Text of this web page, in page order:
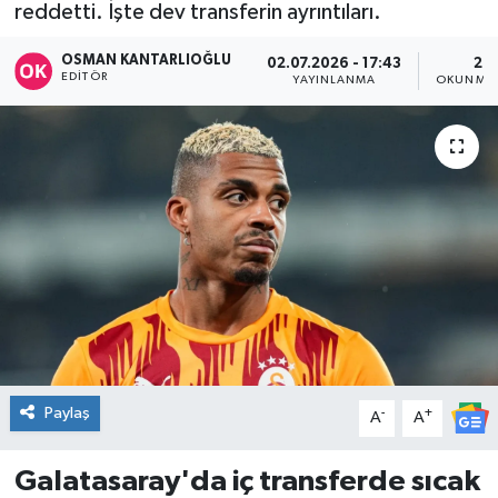
reddetti. İşte dev transferin ayrıntıları.
OSMAN KANTARLIOĞLU
EDITÖR
02.07.2026 - 17:43
YAYINLANMA
2
OKUNMA
Paylaş A- A+
Galatasaray'da iç transferde sıcak
EĞİTİM
EKONOMİ
Erdek
Gömeç
Gönen
Havran